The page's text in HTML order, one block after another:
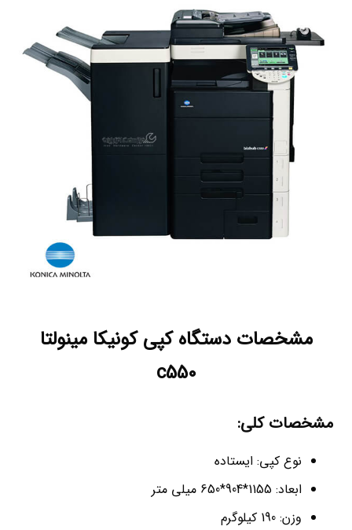
مشخصات دستگاه کپی کونیکا مینولتا
c550
مشخصات کلی:
نوع کپی: ایستاده
ابعاد: 1155*904*650 میلی متر
وزن: 190 کیلوگرم